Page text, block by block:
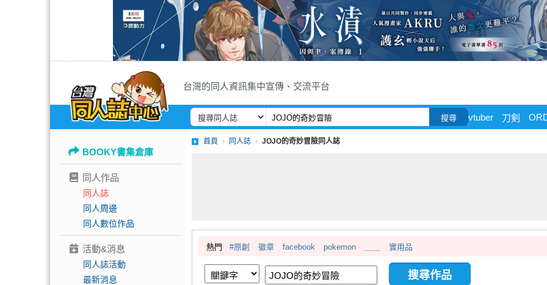
台灣的同人資訊集中宣傳、交流平台
搜尋 vtuber 刀剣
BOOKY書集倉庫
同人作品
同人誌
同人周邊
同人數位作品
活動&消息
同人誌活動
最新消息
首頁 同人誌 JOJO的奇妙冒險同人誌
熱門 #原創 徽章 facebook pokemon 實用品